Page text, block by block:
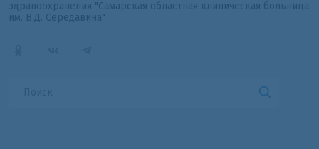
здравоохранения "Самарская областная клиническая больница
им. В.Д. Середавина"